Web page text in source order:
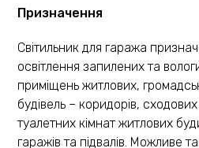
Призначення
Світильник для гаража
освітлення запилених та
приміщень житлових,
будівель – коридорів,
туалетних кімнат житлових
гаражів та підвалів. Можливе